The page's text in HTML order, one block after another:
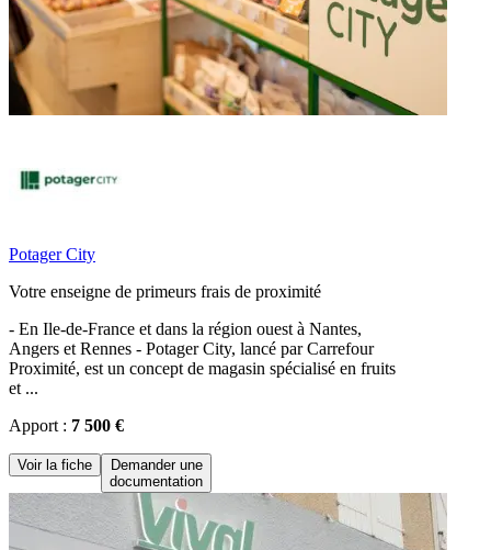
Potager City
Votre enseigne de primeurs frais de proximité
- En Ile-de-France et dans la région ouest à Nantes,
Angers et Rennes - Potager City, lancé par Carrefour
Proximité, est un concept de magasin spécialisé en fruits
et ...
Apport : 7 500 €
Voir la fiche
Demander une
documentation